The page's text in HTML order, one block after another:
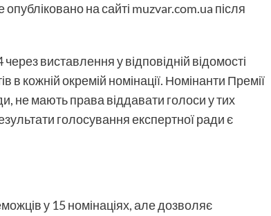
на сайті muzvar.com.ua після
виставлення у відповідній відомості
в кожній окремій номінації. Номінанти Премії
не мають права віддавати голоси у тих
голосування експертної ради є
у 15 номінаціях, але дозволяє